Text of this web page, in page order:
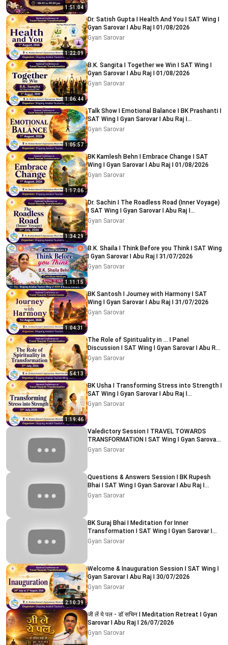
1:51:04
1:22:09
Dr. Satish Gupta I Health And You I SAT Wing I
Gyan Sarovar I Abu Raj I 01/08/2026
Gyan Sarovar
1:06:44
B.K. Sangita I Together we Win I SAT Wing I
Gyan Sarovar I Abu Raj I 01/08/2026
Gyan Sarovar
1:05:57
Talk Show I Emotional Balance I BK Prashanti I
SAT Wing I Gyan Sarovar I Abu Raj I
01/08/2026
Gyan Sarovar
1:17:06
BK Kamlesh Behn I Embrace Change I SAT
Wing I Gyan Sarovar I Abu Raj I 01/08/2026
Gyan Sarovar
1:34:29
Dr. Sachin I The Roadless Road (Inner Voyage)
I SAT Wing I Gyan Sarovar I Abu Raj I
31/07/2026
Gyan Sarovar
1:11:15
B.K. Shaila I Think Before you Think I SAT Wing
I Gyan Sarovar I Abu Raj I 31/07/2026
Gyan Sarovar
1:04:31
BK Santosh I Journey with Harmony I SAT
Wing I Gyan Sarovar I Abu Raj I 31/07/2026
Gyan Sarovar
54:13
The Role of Spirituality in ... I Panel
Discussion I SAT Wing I Gyan Sarovar I Abu Raj
I 31/07/2026
Gyan Sarovar
1:19:46
BK Usha I Transforming Stress into Strength I
SAT Wing I Gyan Sarovar I Abu Raj I
31/07/2026
Gyan Sarovar
Valedictory Session I TRAVEL TOWARDS
TRANSFORMATION I SAT Wing I Gyan Sarovar I
Abu Raj I 02/08/2026
Gyan Sarovar
Questions & Answers Session I BK Rupesh
Bhai I SAT Wing I Gyan Sarovar I Abu Raj I
02/08/2026
Gyan Sarovar
BK Suraj Bhai I Meditation for Inner
Transformation I SAT Wing I Gyan Sarovar I
Abu Raj I 01/08/2026
Gyan Sarovar
2:10:39
Welcome & Inauguration Session I SAT Wing I
Gyan Sarovar I Abu Raj I 30/07/2026
Gyan Sarovar
जी लें ये पल - डॉ सचिन I Meditation Retreat I Gyan
Sarovar I Abu Raj I 26/07/2026
Gyan Sarovar